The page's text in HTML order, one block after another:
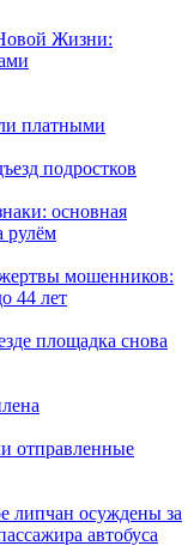
Жизни:
платными
подростков
основная
рулём
мошенников:
44 лет
площадка снова
отправленные
липчан осуждены за
автобуса